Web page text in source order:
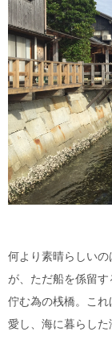
何より素晴らしい
が、ただ船を係留す
佇む為の桟橋。こ
愛し、海に暮らした